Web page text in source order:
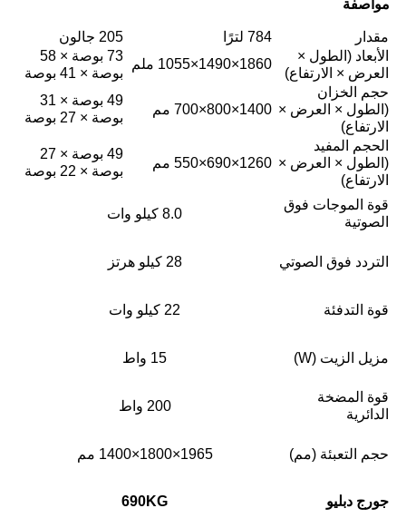
مواصفة
مقدار 784 لترًا
205 جالون
الأبعاد (الطول ×
العرض × الارتفاع)
1860×1490×1055 ملم
73 بوصة × 58
بوصة × 41 بوصة
حجم الخزان
(الطول × العرض ×
الارتفاع)
1400×800×700 مم
49 بوصة × 31
بوصة × 27 بوصة
الحجم المفيد
(الطول × العرض ×
الارتفاع)
1260×690×550 مم
49 بوصة × 27
بوصة × 22 بوصة
قوة الموجات فوق
الصوتية
8.0 كيلو وات
التردد فوق الصوتي 28 كيلو هرتز
قوة التدفئة 22 كيلو وات
مزيل الزيت (W) 15 واط
قوة المضخة
الدائرية
200 واط
حجم التعبئة (مم) 1965×1800×1400 مم
جورج دبليو 690KG